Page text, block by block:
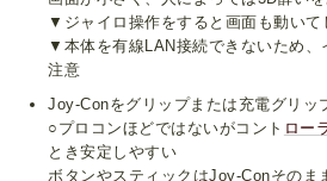
▼ジャイロ操作をすると画面も動いて
▼本体を有線LAN接続できないため、
注意
Joy-Conをグリップまたは充電グリッ
○プロコンほどではないがコント ロー
とき安定しやすい
ボタンやスティックはJoy-Conそのま